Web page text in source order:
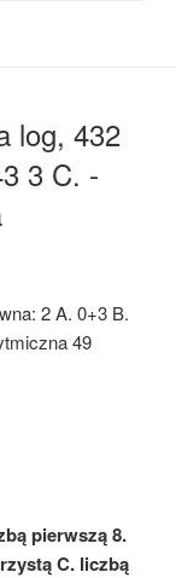
log, 432
3 C. -
2 A. 0+3 B.
49
pierwszą 8.
C. liczbą